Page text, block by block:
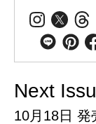
Next
10月18日 発